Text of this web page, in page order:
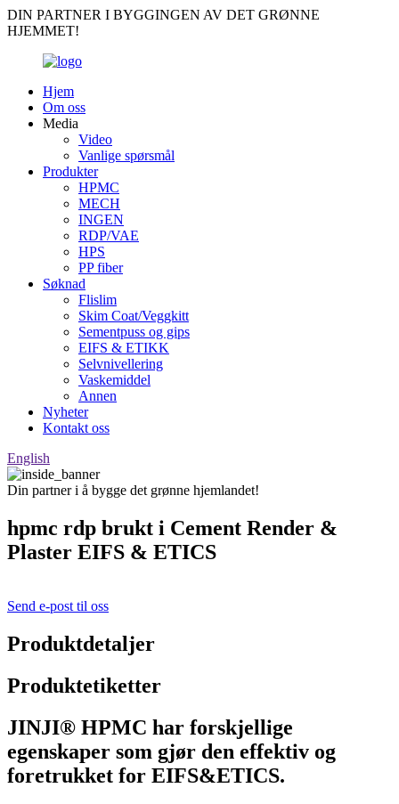
DIN PARTNER I BYGGINGEN AV DET GRØNNE
HJEMMET!
Hjem
Om oss
Media
Video
Vanlige spørsmål
Produkter
HPMC
MECH
INGEN
RDP/VAE
HPS
PP fiber
Søknad
Flislim
Skim Coat/Veggkitt
Sementpuss og gips
EIFS & ETIKK
Selvnivellering
Vaskemiddel
Annen
Nyheter
Kontakt oss
English
Din partner i å bygge det grønne hjemlandet!
hpmc rdp brukt i Cement Render &
Plaster EIFS & ETICS
Send e-post til oss
Produktdetaljer
Produktetiketter
JINJI® HPMC har forskjellige
egenskaper som gjør den effektiv og
foretrukket for EIFS&ETICS.